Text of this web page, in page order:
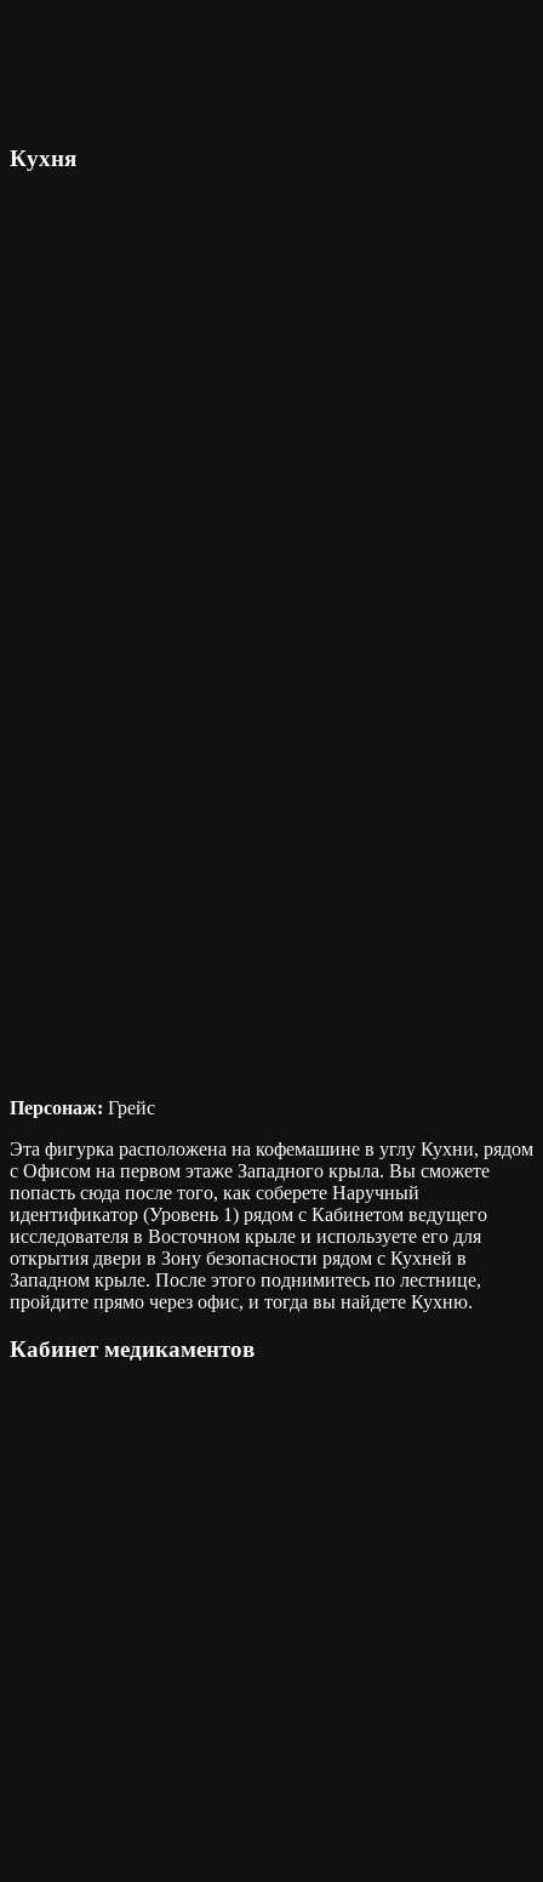
Кухня
Персонаж: Грейс
Эта фигурка расположена на кофемашине в углу Кухни, рядом
с Офисом на первом этаже Западного крыла. Вы сможете
попасть сюда после того, как соберете Наручный
идентификатор (Уровень 1) рядом с Кабинетом ведущего
исследователя в Восточном крыле и используете его для
открытия двери в Зону безопасности рядом с Кухней в
Западном крыле. После этого поднимитесь по лестнице,
пройдите прямо через офис, и тогда вы найдете Кухню.
Кабинет медикаментов